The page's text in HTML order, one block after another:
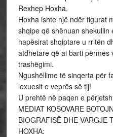
Rexhep Hoxha.
Hoxha ishte një ndër figurat
shqipe që shënuan
hapësirat shqiptare u rritën
atdhetare që ai barti përmes
trashëgimi.
Ngushëllime të sinqerta për
lexuesit e veprës së tij!
U prehtë në paqen e
MEDIAT KOSOVARE
BIOGRAFISË DHE VARGJE
HOXHA: